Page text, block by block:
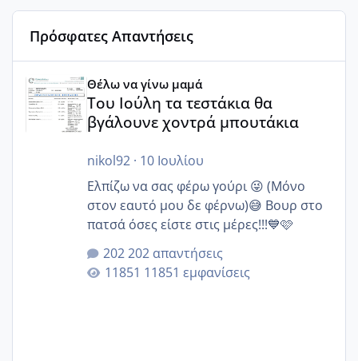
Πρόσφατες Απαντήσεις
Θέλω να γίνω μαμά
Του Ιούλη τα τεστάκια θα
βγάλουνε χοντρά μπουτάκια
nikol92· 10 Ιουλίου
Ελπίζω να σας φέρω γούρι 😜 (Μόνο
στον εαυτό μου δε φέρνω)😅 Βουρ στο
πατσά όσες είστε στις μέρες!!!💙🩷
202 απαντήσεις
11851 εμφανίσεις